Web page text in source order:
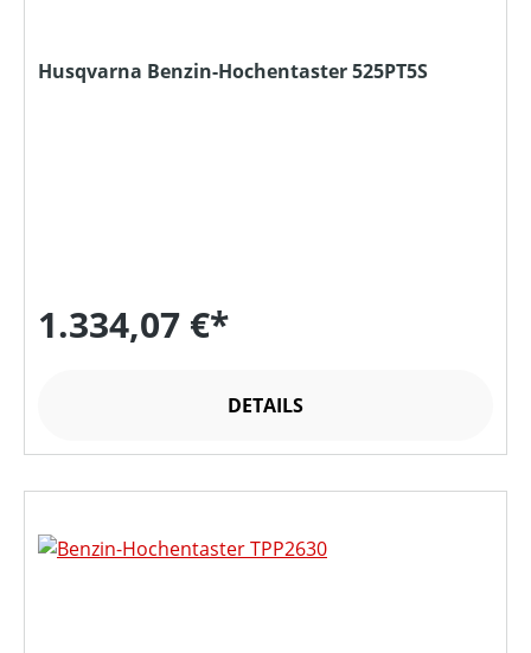
Husqvarna Benzin-Hochentaster 525PT5S
1.334,07 €*
DETAILS